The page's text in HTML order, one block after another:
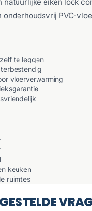
natuurlijke eiken look
onderhoudsvrij PVC-
te leggen
vloerverwarming
keuken
ruimtes